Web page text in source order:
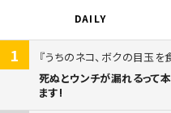
DAILY
1
うちのネコ、ボクの目玉を
死ぬとウンチが漏れるって
ます!